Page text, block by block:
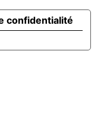
confidentialité